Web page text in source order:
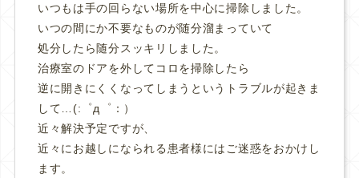
いつもは手の回らない場所を中心に掃除しました。
いつの間にか不要なものが随分溜まっていて
処分したら随分スッキリしました。
治療室のドアを外してコロを掃除したら
逆に開きにくくなってしまうというトラブルが起きま
して…(:゜д゜：）
近々解決予定ですが、
近々にお越しになられる患者様にはご迷惑をおかけし
ます。